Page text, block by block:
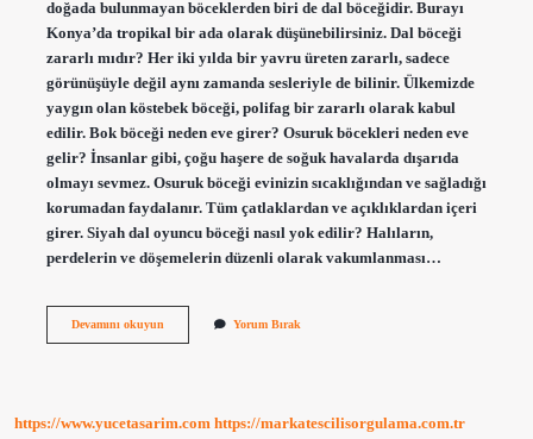
doğada bulunmayan böceklerden biri de dal böceğidir. Burayı
Konya’da tropikal bir ada olarak düşünebilirsiniz. Dal böceği
zararlı mıdır? Her iki yılda bir yavru üreten zararlı, sadece
görünüşüyle ​​değil aynı zamanda sesleriyle de bilinir. Ülkemizde
yaygın olan köstebek böceği, polifag bir zararlı olarak kabul
edilir. Bok böceği neden eve girer? Osuruk böcekleri neden eve
gelir? İnsanlar gibi, çoğu haşere de soğuk havalarda dışarıda
olmayı sevmez. Osuruk böceği evinizin sıcaklığından ve sağladığı
korumadan faydalanır. Tüm çatlaklardan ve açıklıklardan içeri
girer. Siyah dal oyuncu böceği nasıl yok edilir? Halıların,
perdelerin ve döşemelerin düzenli olarak vakumlanması…
Devamını okuyunDal
Yorum Bırak
https://www.yucetasarim.com https://markatescilisorgulama.com.tr